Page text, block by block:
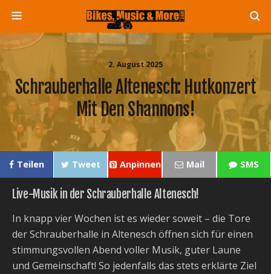
2. August 2025
Schrauberhalle Altenesch: Hutkonzert
Mit Den Shannons!
Teilen Tweet Anpinnen Mail SMS
Live-Musik in der Schrauberhalle Altenesch!
In knapp vier Wochen ist es wieder soweit – die Tore
der Schrauberhalle in Altenesch öffnen sich für einen
stimmungsvollen Abend voller Musik, guter Laune
und Gemeinschaft! So jedenfalls das stets erklärte Ziel